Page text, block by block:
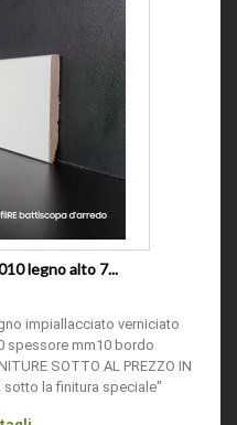
legno alto 7...
impiallacciato verniciato
spessore mm10 bordo
SOTTO AL PREZZO IN
sotto la finitura speciale"